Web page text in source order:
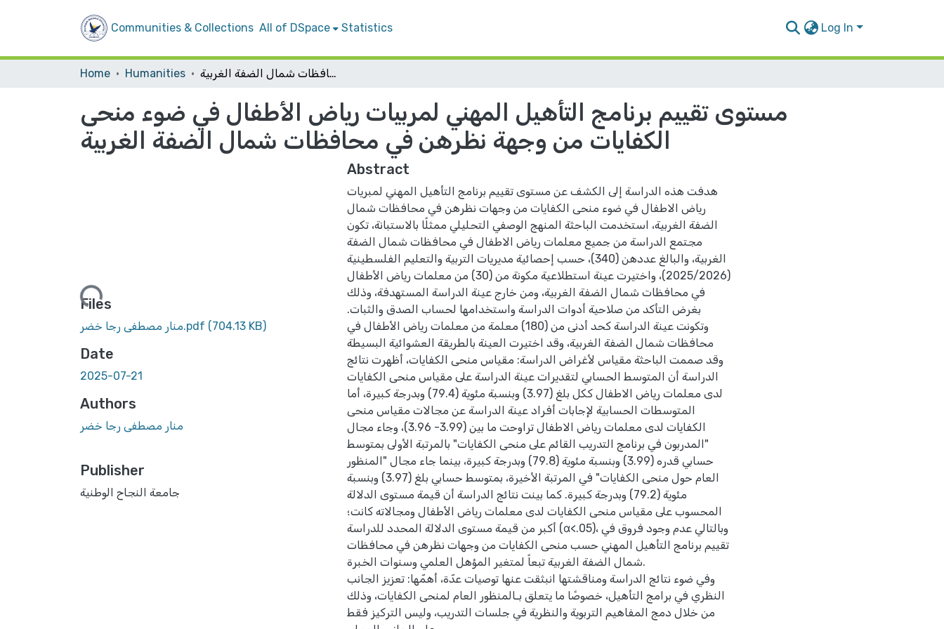
Communities & Collections All of DSpace Statistics Log In
Home Humanities مستوى تقييم برنامج التأهيل المهني لمربيات رياض الأطفال في ضوء منحى الكفايات من وجهة نظرهن في محافظات شمال الضفة الغربية
مستوى تقييم برنامج التأهيل المهني لمربيات رياض الأطفال في ضوء منحى
الكفايات من وجهة نظرهن في محافظات شمال الضفة الغربية
Loading...
Files
منار مصطفى رجا خضر.pdf (704.13 KB)
Date
2025-07-21
Authors
منار مصطفى رجا خضر
Publisher
جامعة النجاح الوطنية
Abstract
هدفت هذه الدراسة إلى الكشف عن مستوى تقييم برنامج التأهيل المهني لمبريات
رياض الاطفال في ضوء منحى الكفايات من وجهات نظرهن في محافظات شمال
الضفة الغربية، استخدمت الباحثة المنهج الوصفي التحليلي ممثلًا بالاستبانة، تكون
مجتمع الدراسة من جميع معلمات رياض الاطفال في محافظات شمال الضفة
الغربية، والبالغ عددهن (340)، حسب إحصائية مديريات التربية والتعليم الفلسطينية
(2025/2026)، واختيرت عينة استطلاعية مكونة من (30) من معلمات رياض الأطفال
في محافظات شمال الضفة الغربية، ومن خارج عينة الدراسة المستهدفة، وذلك
بغرض التأكد من صلاحية أدوات الدراسة واستخدامها لحساب الصدق والثبات.
وتكونت عينة الدراسة كحد أدنى من (180) معلمة من معلمات رياض الأطفال في
محافظات شمال الضفة الغربية، وقد اختيرت العينة بالطريقة العشوائية البسيطة
وقد صممت الباحثة مقياس لأغراض الدراسة: مقياس منحى الكفايات، أظهرت نتائج
الدراسة أن المتوسط الحسابي لتقديرات عينة الدراسة على مقياس منحى الكفايات
لدى معلمات رياض الاطفال ككل بلغ (3.97) وبنسبة مئوية (79.4) وبدرجة كبيرة، أما
المتوسطات الحسابية لإجابات أفراد عينة الدراسة عن مجالات مقياس منحى
الكفايات لدى معلمات رياض الاطفال تراوحت ما بين (3.99- 3.96)، وجاء مجال
"المدربون في برنامج التدريب القائم على منحى الكفايات" بالمرتبة الأولى بمتوسط
حسابي قدره (3.99) وبنسبة مئوية (79.8) وبدرجة كبيرة، بينما جاء مجال "المنظور
العام حول منحى الكفايات" في المرتبة الأخيرة، بمتوسط حسابي بلغ (3.97) وبنسبة
مئوية (79.2) وبدرجة كبيرة. كما بينت نتائج الدراسة أن قيمة مستوى الدلالة
المحسوب على مقياس منحى الكفايات لدى معلمات رياض الأطفال ومجالاته كانت؛
أكبر من قيمة مستوى الدلالة المحدد للدراسة (α<.05)، وبالتالي عدم وجود فروق في
تقييم برنامج التأهيل المهني حسب منحى الكفايات من وجهات نظرهن في محافظات
شمال الضفة الغربية تبعاً لمتغير المؤهل العلمي وسنوات الخبرة.
وفي ضوء نتائج الدراسة ومناقشتها انبثقت عنها توصيات عدّة، أهمّها: تعزيز الجانب
النظري في برامج التأهيل، خصوصًا ما يتعلق بـالمنظور العام لمنحى الكفايات، وذلك
من خلال دمج المفاهيم التربوية والنظرية في جلسات التدريب، وليس التركيز فقط